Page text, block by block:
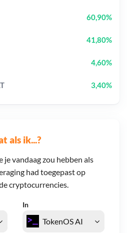
als ik...?
je vandaag zou hebben als
had toegepast op
cryptocurrencies.
In
60,90%
41,80%
4,60%
3,40%